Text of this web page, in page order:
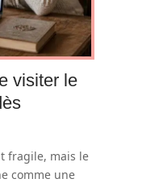
visiter le
fragile, mais le
comme une